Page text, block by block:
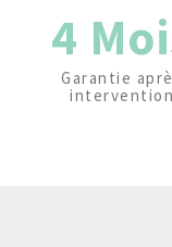
4
Garantie
intervention